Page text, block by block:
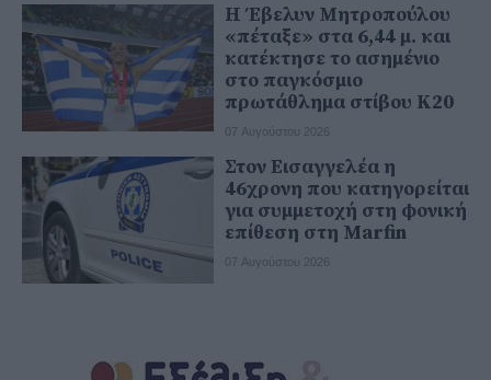
Η Έβελυν Μητροπούλου
«πέταξε» στα 6,44 μ. και
κατέκτησε το ασημένιο
στο παγκόσμιο
πρωτάθλημα στίβου Κ20
07 Αυγούστου 2026
Στον Εισαγγελέα η
46χρονη που κατηγορείται
για συμμετοχή στη φονική
επίθεση στη Marfin
07 Αυγούστου 2026